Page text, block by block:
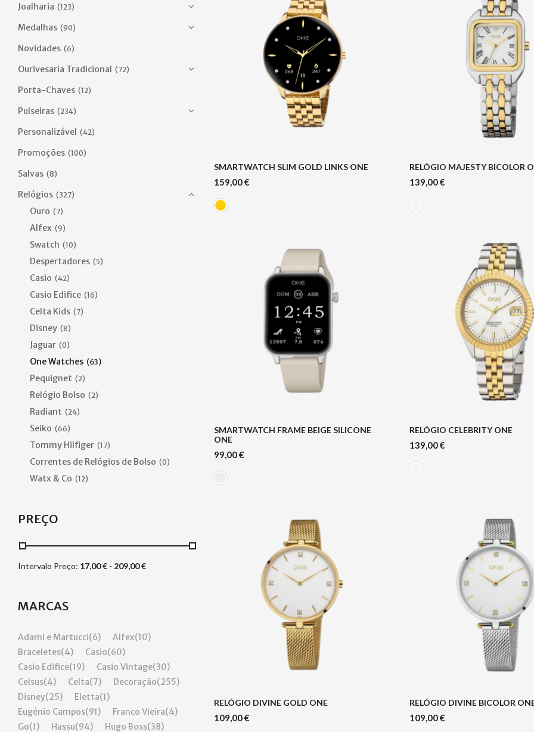
Joalharia (123)
Medalhas (90)
Novidades (6)
Ourivesaria Tradicional (72)
Porta-Chaves (12)
Pulseiras (234)
Personalizável (42)
Promoções (100)
Salvas (8)
Relógios (327)
Ouro (7)
Alfex (9)
Swatch (10)
Despertadores (5)
Casio (42)
Casio Edifice (16)
Celta Kids (7)
Disney (8)
Jaguar (0)
One Watches (63)
Pequignet (2)
Relógio Bolso (2)
Radiant (24)
Seiko (66)
Tommy Hilfiger (17)
Correntes de Relógios de Bolso (0)
Watx & Co (12)
PREÇO
Intervalo Preço: 17,00€ - 209,00€
MARCAS
Adami e Martucci(6) Alfex(10)
Braceletes(4) Casio(60)
Casio Edifice(19) Casio Vintage(30)
Celsus(4) Celta(7) Decoração(255)
Disney(25) Eletta(1)
Eugénio Campos(91) Franco Vieira(4)
Go(1) Hassu(94) Hugo Boss(38)
SMARTWATCH SLIM GOLD LINKS ONE
159,00€
RELÓGIO MAJESTY BICOLOR
139,00€
SMARTWATCH FRAME BEIGE SILICONE
ONE
99,00€
RELÓGIO CELEBRITY ONE
139,00€
RELÓGIO DIVINE GOLD ONE
109,00€
RELÓGIO DIVINE BICOLOR
109,00€